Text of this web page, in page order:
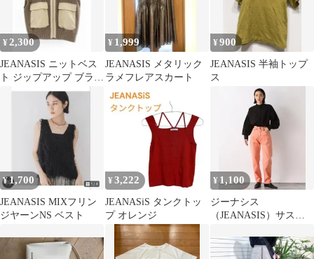
¥ 2,300
JEANASIS ニットベス
ト ジップアップ ブラウ
¥ 1,999
JEANASIS メタリック
ラメフレアスカート
¥900
JEANASIS 半袖トップ
ス
¥1,700
JEANASIS MIXフリン
ジヤーンNS ベスト
¥ 3,222
JEANASiS タンクトッ
プ オレンジ
¥ 1,100
ジーナシス
（JEANASIS）サステ
トデニム